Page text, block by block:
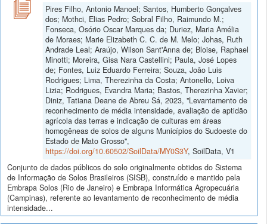
Pires Filho, Antonio Manoel; Santos, Humberto Gonçalves
dos; Mothci, Elias Pedro; Sobral Filho, Raimundo M.;
Fonseca, Osório Oscar Marques da; Duriez, Maria Amélia
de Moraes; Marie Elizabeth C. C. de M. Melo; Johas, Ruth
Andrade Leal; Araújo, Wilson Sant'Anna de; Bloise, Raphael
Minotti; Moreira, Gisa Nara Castellini; Paula, José Lopes
de; Fontes, Luiz Eduardo Ferreira; Souza, João Luis
Rodrigues; Lima, Therezinha da Costa; Antonello, Loiva
Lizia; Rodrigues, Evandra Maria; Bastos, Therezinha Xavier;
Diniz, Tatiana Deane de Abreu Sá, 2023, "Levantamento de
reconhecimento de média intensidade, avaliação de aptidão
agrícola das terras e indicação de culturas em áreas
homogêneas de solos de alguns Municípios do Sudoeste do
Estado de Mato Grosso",
https://doi.org/10.60502/SoilData/MY0S3Y, SoilData, V1
Conjunto de dados públicos do solo originalmente obtidos do Sistema
de Informação de Solos Brasileiros (SISB), construído e mantido pela
Embrapa Solos (Rio de Janeiro) e Embrapa Informática Agropecuária
(Campinas), referente ao levantamento de reconhecimento de média
intensidade...